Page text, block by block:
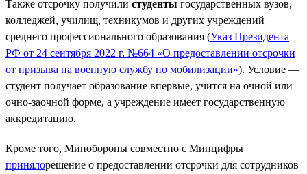
Также отсрочку получили студенты государственных вузов,
колледжей, училищ, техникумов и других учреждений
среднего профессионального образования (Указ Президента
РФ от 24 сентября 2022 г. №664 «О предоставлении отсрочки
от призыва на военную службу по мобилизации»). Условие —
студент получает образование впервые, учится на очной или
очно-заочной форме, а учреждение имеет государственную
аккредитацию.
Кроме того, Минобороны совместно с Минцифры
принялорешение о предоставлении отсрочки для сотрудников